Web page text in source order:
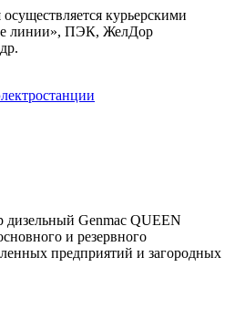
осуществляется курьерскими
линии», ПЭК, ЖелДор
Genmac QUEEN
и резервного
предприятий и загородных